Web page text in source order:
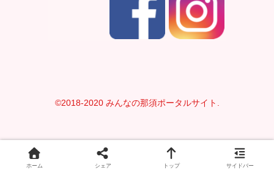
©2018-2020 みんなの那須ポータルサイト.
ホーム シェア トップ サイドバー